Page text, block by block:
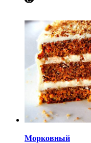
Морковный